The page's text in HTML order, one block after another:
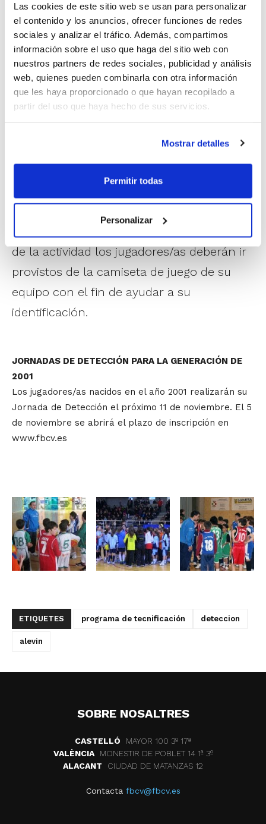
Las cookies de este sitio web se usan para personalizar
el contenido y los anuncios, ofrecer funciones de redes
sociales y analizar el tráfico. Además, compartimos
información sobre el uso que haga del sitio web con
nuestros partners de redes sociales, publicidad y análisis
web, quienes pueden combinarla con otra información
que les haya proporcionado o que hayan recopilado a
partir del uso que haya hecho de sus servicios.
Mostrar detalles
Permitir todas
Personalizar
Pabellón Municipal. Sólo categoría
masculina de 11´00 a 13´00 h.
– Paterna:
Anexo Pabellón Municipal. Sólo categoría
femenina de 11´00 a 13´00 h.
– Sagunto:Pabellón Municipal José Veral. Tanto en
categoría masculina como femenina, de 09´30 a 11´30
h.
masculina como femenina, de 09´30 a 11´30 h.
de la actividad los jugadores/as deberán ir
provistos de la camiseta de juego de su
equipo con el fin de ayudar a su
identificación.
JORNADAS DE DETECCIÓN PARA LA GENERACIÓN DE
2001
Los jugadores/as nacidos en el año 2001 realizarán su
Jornada de Detección el próximo 11 de noviembre. El 5
de noviembre se abrirá el plazo de inscripción en
www.fbcv.es
ETIQUETES programa de tecnificación deteccion
alevin
SOBRE NOSALTRES
CASTELLÓ
MAYOR 100 3º 17ª
VALÈNCIA
MONESTIR DE POBLET 14 1ª 3º
ALACANT
CIUDAD DE MATANZAS 12
Contacta fbcv@fbcv.es